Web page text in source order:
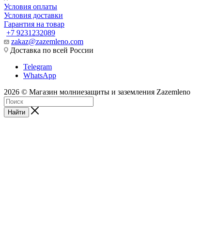
Условия оплаты
Условия доставки
Гарантия на товар
+7 9231232089
zakaz@zazemleno.com
Доставка по всей России
Telegram
WhatsApp
2026 © Магазин молниезащиты и заземления Zazemleno
Найти